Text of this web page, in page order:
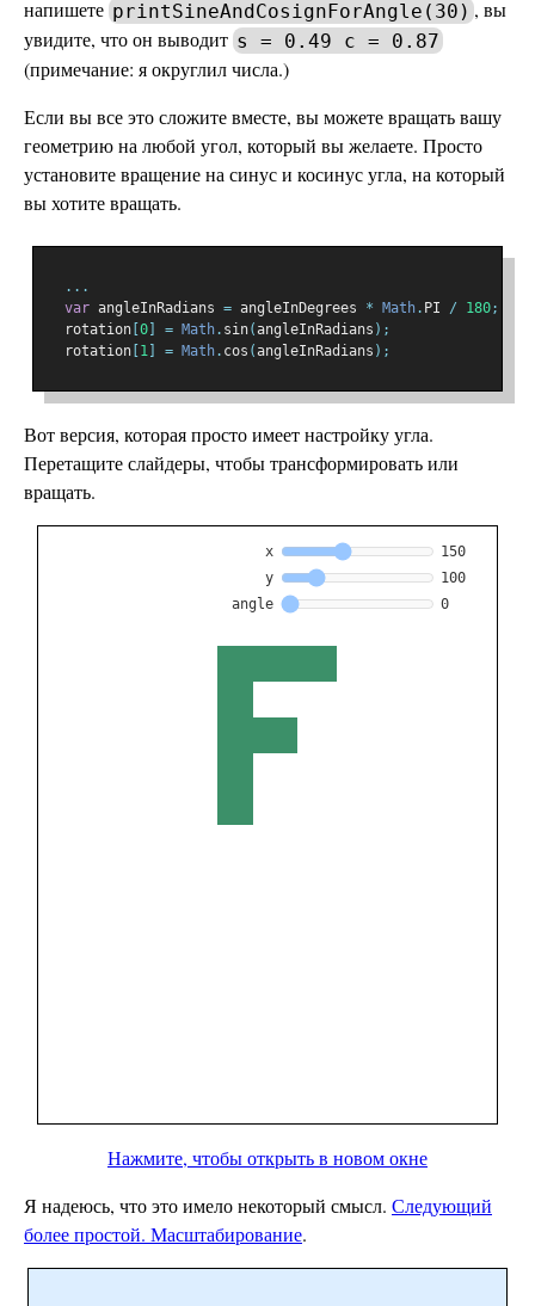
напишете printSineAndCosignForAngle(30) , вы
увидите, что он выводит s = 0.49 c = 0.87
(примечание: я округлил числа.)
Если вы все это сложите вместе, вы можете вращать вашу
геометрию на любой угол, который вы желаете. Просто
установите вращение на синус и косинус угла, на который
вы хотите вращать.
...
var angleInRadians = angleInDegrees * Math. PI / 180;
  rotation
0 = Math. sin(angleInRadians );
  rotation
1 = Math. cos (angleInRadians );
Вот версия, которая просто имеет настройку угла.
Перетащите слайдеры, чтобы трансформировать или
вращать.
Нажмите, чтобы открыть в новом окне
Я надеюсь, что это имело некоторый смысл. Следующий
более простой. Масштабирование.